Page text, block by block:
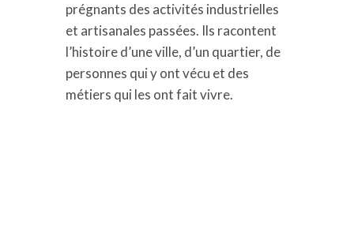
prégnants des activités industrielles
et artisanales passées. Ils racontent
l’histoire d’une ville, d’un quartier, de
personnes qui y ont vécu et des
métiers qui les ont fait vivre.